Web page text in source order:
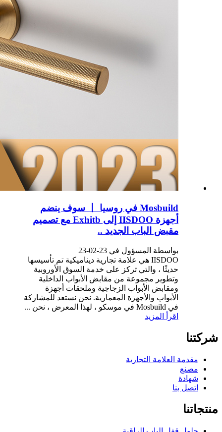
Mosbuild في روسيا 丨 سوف ينضم
أجهزة IISDOO إلى Exhitb مع تصميم
مقبض الباب الجديد ..
بواسطة المسؤول في 23-02-23
IISDOO هي علامة تجارية ديناميكية تم تأسيسها
حديثًا ، والتي تركز على خدمة السوق الأوروبية
وتطوير مجموعة من مقابض الأبواب الداخلية
ومقابض الأبواب الزجاجية وملحقات أجهزة
الأبواب والأجهزة المعمارية. نحن نستعد للمشاركة
في Mosbuild في موسكو ، لهذا المعرض ، نحن ...
اقرأ المزيد
شركتنا
مقدمة العلامة التجارية
مصنع
شهادة
اتصل بنا
منتجاتنا